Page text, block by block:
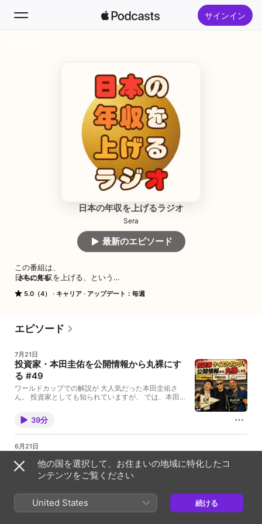
サインイン
トップランキング
日本の年収を上げるラジオ
Sera
5.0（4） キャリア アップデート：毎週
この番組は、
日本の年収を上げる、という
「ちょっとした時間に楽しく聴ける」
年収に関する様々な疑問に答えていく番組です。
@toshi_kaseda
パーソナリティ： 吉田寛（よしだかん） @tanookin
感想・コメントもお待ちしております！
さらに見る
最新のエピソード
エピソード
7月21日
投資家・本田圭佑を公開情報から丸裸にす
る #49
ワールドカップでの解説が 大人気だった本田圭佑さ
ん。 投資家としても知られていますが、 では、本田さ
げているのか？ 本田さんのことが大好きなCTO吉田さ
んが、 VCファイナンス・ エクイティファイナンスの
解説回の前編として 投資家・本田圭佑を解説します。
きたのか 2. 投資家ケイスケホンダはサッカー選手ケイ
スケホンダよりイケイケドンドンなのか ＊＊＊＊＊＊
＊＊＊＊＊＊＊＊＊ 日本の年収を上げるラジオは、 日
本の年収を上げるという ビジョンを掲げている株式会
「聞いた人が年収を上げられるようになる」 をモット
ーに、 年収に関する様々な疑問に答えていく番組で
す。 ※基本的には火曜日配信です！ ※SNSで感想ツイ
39分
6月21日
３つの勝ち筋 #48
「フィジカルAIで ものづくり大国日本が復権する！」
じるCTO吉田さん。 今の日本の状況を深く理解するに
は、 なんと元素表が必要とのことですが、、。 下記の
章立てで 日本とヒューマノイドロボット、 フィジカル
52分
他の国を選択して、お住まいの地域に特化したコ
ンテンツをご覧ください
United States 続ける